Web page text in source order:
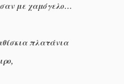
με χαμόγελο…
πλατάνια